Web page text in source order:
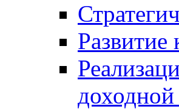
Развитие